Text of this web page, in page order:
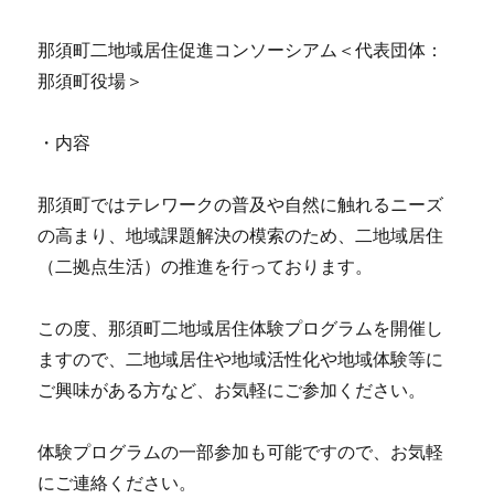
那須町二地域居住促進コンソーシアム＜代表団体：
那須町役場＞
・内容
那須町ではテレワークの普及や自然に触れるニーズ
の高まり、地域課題解決の模索のため、二地域居住
（二拠点生活）の推進を行っております。
この度、那須町二地域居住体験プログラムを開催し
ますので、二地域居住や地域活性化や地域体験等に
ご興味がある方など、お気軽にご参加ください。
体験プログラムの一部参加も可能ですので、お気軽
にご連絡ください。